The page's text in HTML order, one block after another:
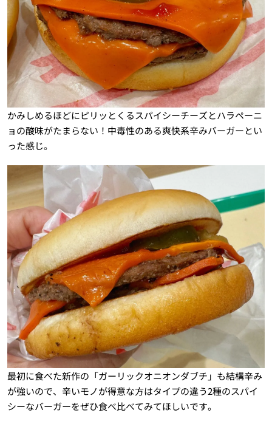
かみしめるほどにピリッとくるスパイシーチーズとハラペーニ
ョの酸味がたまらない！中毒性のある爽快系辛みバーガーとい
った感じ。
最初に食べた新作の「ガーリックオニオンダブチ」も結構辛み
が強いので、辛いモノが得意な方はタイプの違う2種のスパイ
シーなバーガーをぜひ食べ比べてみてほしいです。